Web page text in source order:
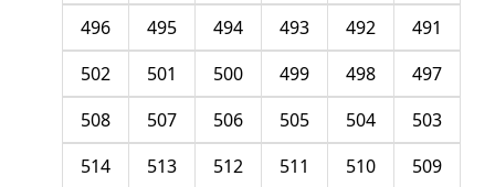
491
492
493
494
495
496
497
498
499
500
501
502
503
504
505
506
507
508
509
510
511
512
513
514